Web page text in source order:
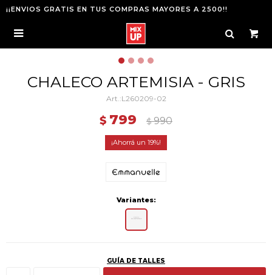
¡¡ENVIOS GRATIS EN TUS COMPRAS MAYORES A 2500!!

CHALECO ARTEMISIA - GRIS
L260209-02
$ 799 $ 990
19
Variantes:
GUÍA DE TALLES